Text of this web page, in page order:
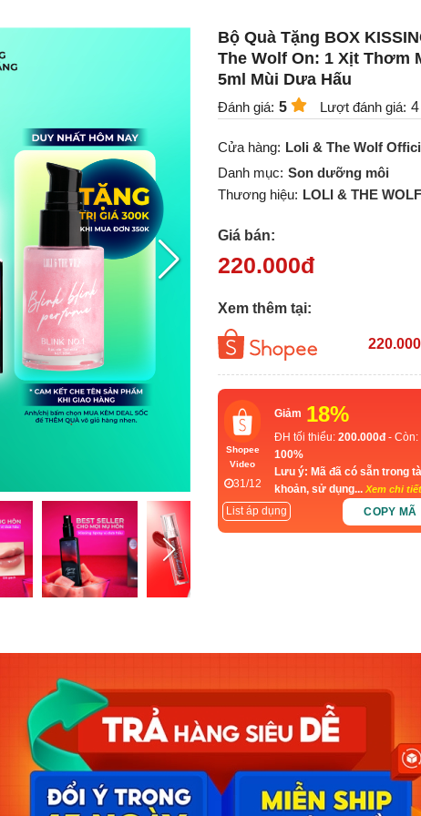
Bộ Quà Tặng BOX
The Wolf On: 1 Xịt Thơm
5ml Mùi Dưa Hấu
Đánh giá: 5 Lượt đánh giá: 4
Cửa hàng: Loli & The Wolf
Danh mục: Son dưỡng môi
Thương hiệu: LOLI & THE WOLF
Giá bán:
220.000đ
Xem thêm tại:
220.000
Shopee
Video
31/12
Giảm 18%
ĐH tối thiểu: 200.000đ - Còn:
100%
Lưu ý: Mã đã có sẵn trong
khoản, sử dụng... Xem chi tiết
List áp dụng COPY MÃ